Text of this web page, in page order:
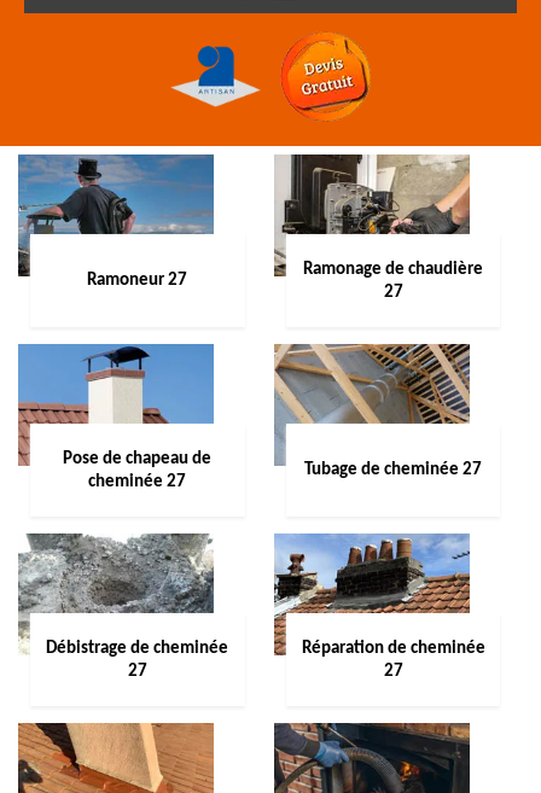
Ramoneur 27
Ramonage de chaudière
27
Pose de chapeau de
cheminée 27
Tubage de cheminée 27
Débistrage de cheminée
27
Réparation de cheminée
27